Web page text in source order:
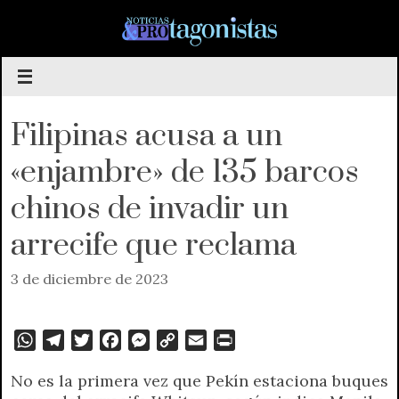
contenido
Filipinas acusa a un
«enjambre» de 135 barcos
chinos de invadir un
arrecife que reclama
3 de diciembre de 2023
W
a
l
i
c
M
s
p
a
i
No es la primera vez que Pekín estaciona buques